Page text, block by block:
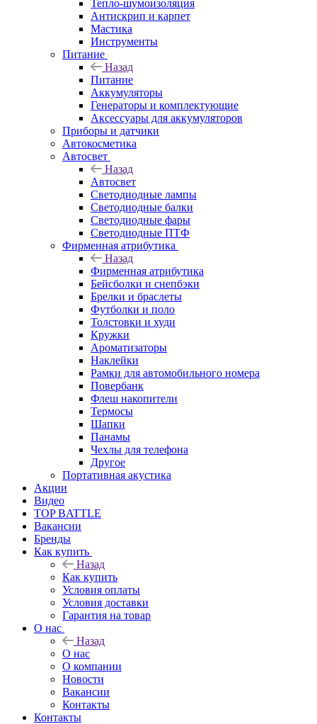
Тепло-шумоизоляция
Антискрип и карпет
Мастика
Инструменты
Питание
Назад
Питание
Аккумуляторы
Генераторы и комплектующие
Аксессуары для аккумуляторов
Приборы и датчики
Автокосметика
Автосвет
Назад
Автосвет
Светодиодные лампы
Светодиодные балки
Светодиодные фары
Светодиодные ПТФ
Фирменная атрибутика
Назад
Фирменная атрибутика
Бейсболки и снепбэки
Брелки и браслеты
Футболки и поло
Толстовки и худи
Кружки
Ароматизаторы
Наклейки
Рамки для автомобильного номера
Повербанк
Флеш накопители
Термосы
Шапки
Панамы
Чехлы для телефона
Другое
Портативная акустика
Акции
Видео
TOP BATTLE
Вакансии
Бренды
Как купить
Назад
Как купить
Условия оплаты
Условия доставки
Гарантия на товар
О нас
Назад
О нас
О компании
Новости
Вакансии
Контакты
Контакты